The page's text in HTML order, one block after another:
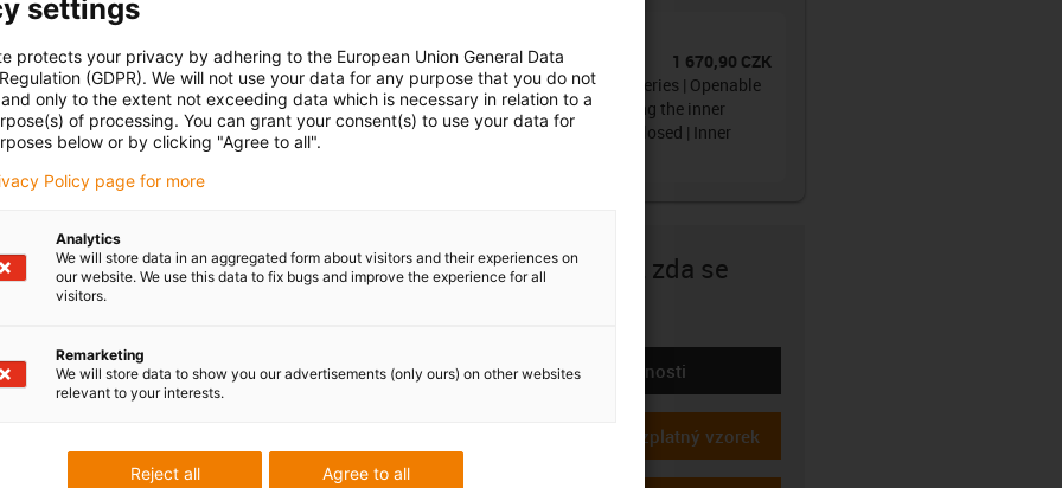
Díl č. :1480.015.075.0
1 670,90 CZK
Energy chain 1480 series | Openable
from both sides along the inner
radius, completely closed | Inner
Nejste si jisti, zda se
igus-icon-lebensdauerrechner
Výpočet životnosti
igus-icon-gratismuster
Požádat o bezplatný vzorek
checkKluzné
Vertikální
prověšená
šířka [Bi] [mm]
75
settings
protects your privacy by adhering to the European Union General Data
(GDPR). We will not use your data for any purpose that you do not
only to the extent not exceeding data which is necessary in relation to a
of processing. You can grant your consent(s) to use your data for
below or by clicking "Agree to all".
Policy page for more
Analytics
We will store data in an aggregated form about visitors and their experiences on
our website. We use this data to fix bugs and improve the experience for all
visitors.
Remarketing
We will store data to show you our advertisements (only ours) on other websites
relevant to your interests.
Agree to all
Reject all